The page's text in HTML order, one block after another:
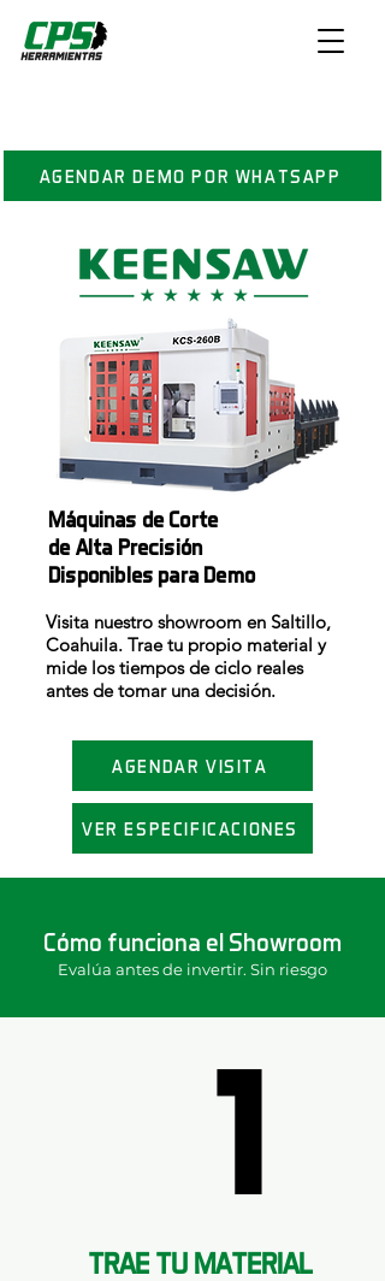
AGENDAR DEMO POR WHATSAPP
Máquinas de Corte
de Alta Precisión
Disponibles para Demo
Visita nuestro showroom en Saltillo,
Coahuila. Trae tu propio material y
mide los tiempos de ciclo reales
antes de tomar una decisión.
AGENDAR VISITA
VER ESPECIFICACIONES
Cómo funciona el Showroom
Evalúa antes de invertir. Sin riesgo
1
1
TRAE TU MATERIAL